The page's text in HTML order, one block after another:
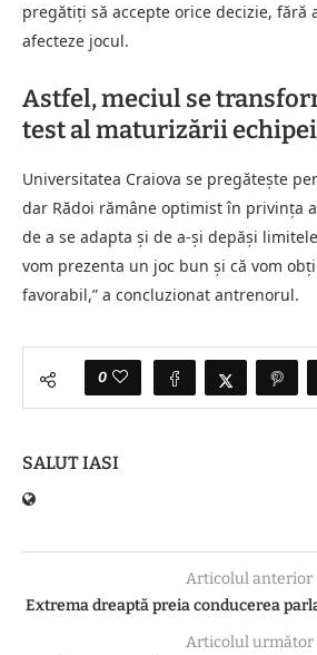
pregătiți să accepte orice decizie, fără
afecteze jocul.
Astfel, meciul se
test al maturizării echipei
Universitatea Craiova se pregătește
dar Rădoi rămâne optimist în privința
de a se adapta și de a-și depăși
vom prezenta un joc bun și că vom
favorabil,” a concluzionat antrenorul.
0
SALUT IASI
Articolul anterior
Extrema dreaptă preia conducerea
Articolul următor